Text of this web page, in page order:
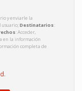
y enviarle la
usuario;Destinatarios:
: Acceder,
en la información
completa de
.